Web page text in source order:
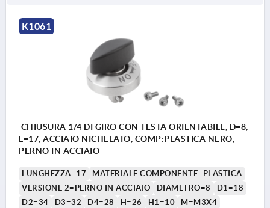
K1061
CHIUSURA 1/4 DI GIRO CON TESTA ORIENTABILE, D=8,
L=17, ACCIAIO NICHELATO, COMP:PLASTICA NERO,
PERNO IN ACCIAIO
LUNGHEZZA=17
MATERIALE COMPONENTE=PLASTICA
VERSIONE 2=PERNO IN ACCIAIO
DIAMETRO=8
D1=18
D2=34
D3=32 D4=28 H=26 H1=10
M=M3X4